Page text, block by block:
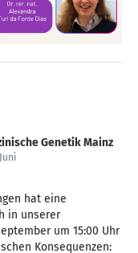
Genetik Mainz
hat eine
in unserer
um 15:00 Uhr
Konsequenzen: